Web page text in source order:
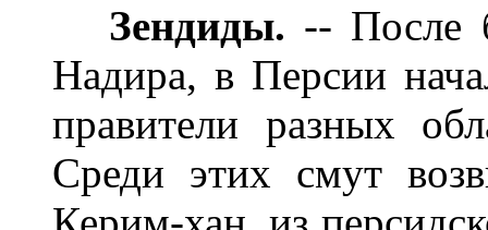
Зендиды. -- После
Надира, в Персии
правители разных
Среди этих смут